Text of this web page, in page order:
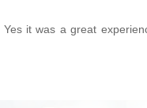
Yes it was a great